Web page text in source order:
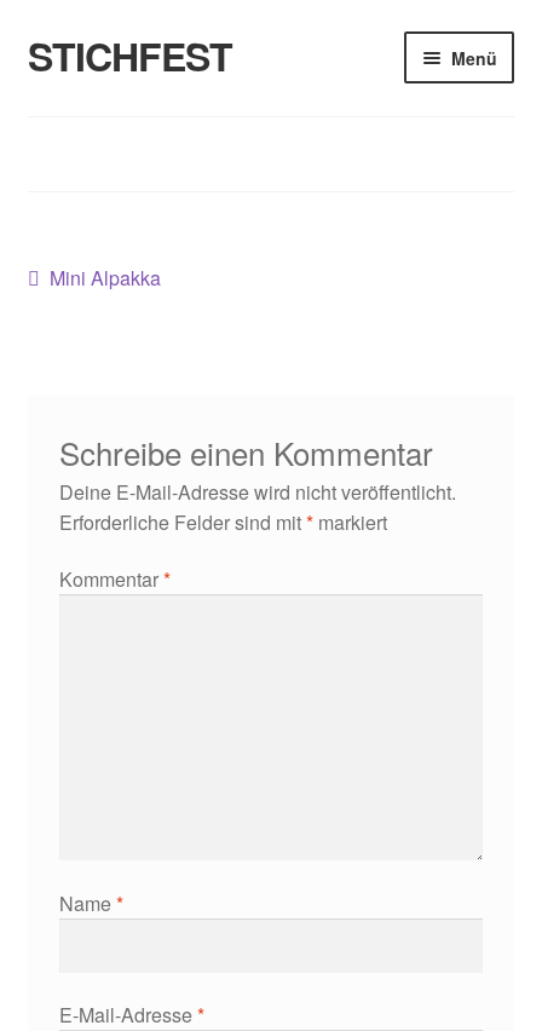
Zur
Navigation
Zum
Inhalt
STICHFEST Menü
Beitragsnavigation
Vorheriger
Mini Alpakka
Schreibe einen Kommentar
Deine E-Mail-Adresse wird nicht veröffentlicht.
Erforderliche Felder sind mit*markiert
Kommentar*
Name*
E-Mail-Adresse*